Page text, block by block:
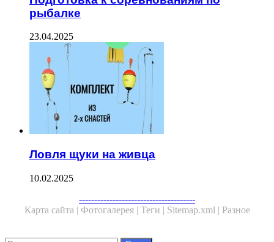
рыбалке
23.04.2025
Ловля щуки на живца
10.02.2025
--------------------------------------
Карта сайта | Фотогалерея | Теги | Sitemap.xml | Разное